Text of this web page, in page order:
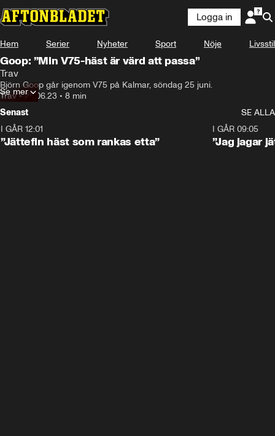
Logga in
Hem Serier Nyheter Sport Nöje Livsstil
Goop: ”Min V75-häst är värd att passa”
Trav
Björn Goop går igenom V75 på Kalmar, söndag 25 juni.
Trav•25.06.23 • 8 min
Se mer
Senast
SE ALLA
I GÅR 12:01
”Jättefin häst som rankas etta”
I GÅR 09:05
”Jag jagar